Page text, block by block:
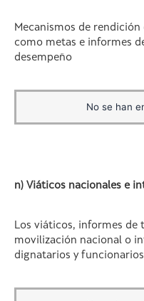
Mecanismos de
como metas e informes
desempeño
No se han
n) Viáticos nacionales e
Los viáticos, informes
movilización nacional o
dignatarios y